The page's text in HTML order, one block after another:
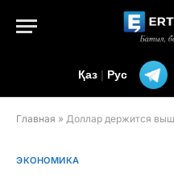
Қаз | Рус
Главная » Доллар держится выше 471
ЭКОНОМИКА